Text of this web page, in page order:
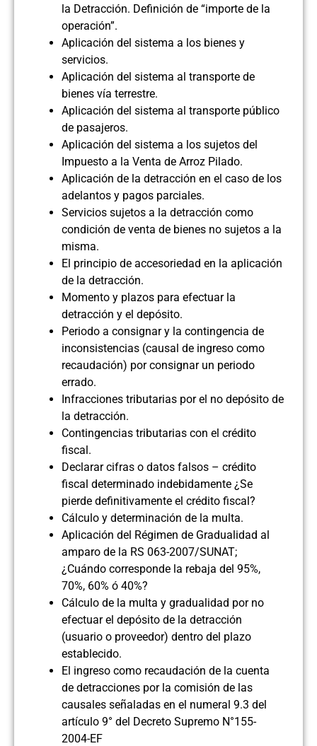
la Detracción. Definición de “importe de la
operación”.
Aplicación del sistema a los bienes y
servicios.
Aplicación del sistema al transporte de
bienes vía terrestre.
Aplicación del sistema al transporte público
de pasajeros.
Aplicación del sistema a los sujetos del
Impuesto a la Venta de Arroz Pilado.
Aplicación de la detracción en el caso de los
adelantos y pagos parciales.
Servicios sujetos a la detracción como
condición de venta de bienes no sujetos a la
misma.
El principio de accesoriedad en la aplicación
de la detracción.
Momento y plazos para efectuar la
detracción y el depósito.
Periodo a consignar y la contingencia de
inconsistencias (causal de ingreso como
recaudación) por consignar un periodo
errado.
Infracciones tributarias por el no depósito de
la detracción.
Contingencias tributarias con el crédito
fiscal.
Declarar cifras o datos falsos – crédito
fiscal determinado indebidamente ¿Se
pierde definitivamente el crédito fiscal?
Cálculo y determinación de la multa.
Aplicación del Régimen de Gradualidad al
amparo de la RS 063-2007/SUNAT;
¿Cuándo corresponde la rebaja del 95%,
70%, 60% ó 40%?
Cálculo de la multa y gradualidad por no
efectuar el depósito de la detracción
(usuario o proveedor) dentro del plazo
establecido.
El ingreso como recaudación de la cuenta
de detracciones por la comisión de las
causales señaladas en el numeral 9.3 del
artículo 9° del Decreto Supremo N°155-
2004-EF